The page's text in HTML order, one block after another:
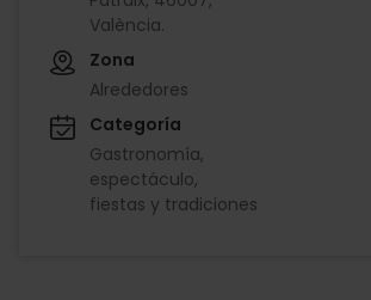
València.
Zona
Alrededores
Categoría
Gastronomía
espectáculo
fiestas y tradiciones